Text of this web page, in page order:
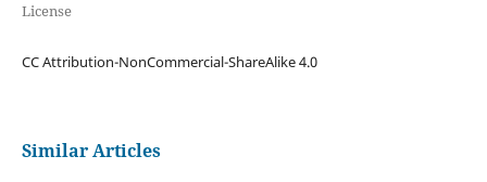
License
CC Attribution-NonCommercial-ShareAlike 4.0
Similar Articles